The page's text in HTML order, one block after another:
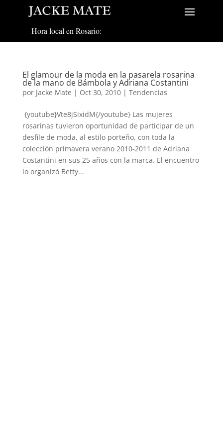
Hora local en Rosario:
El glamour de la moda en la pasarela rosarina
de la mano de Bámbola y Adriana Costantini
por Jacke Mate | Oct 30, 2010| Tendencias
{youtube}Vte8jSixidM{/youtube} Las mujeres
rosarinas tuvieron oportunidad de participar de un
desfile de moda, al estilo porteño, con toda la
colección primavera verano 2010-2011 de Adriana
Costantini en sus 25 años con la marca. El encuentro
lo organizó Betty...